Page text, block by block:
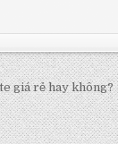
giá rẻ hay không?